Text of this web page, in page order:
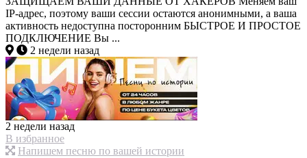
IP-адрес, поэтому ваши сессии остаются анонимными, а ваша
активность недоступна посторонним БЫСТРОЕ И ПРОСТОЕ
ПОДКЛЮЧЕНИЕ Вы ...
2 недели назад
2 недели назад
В избранное
Напишем песню по вашей истории